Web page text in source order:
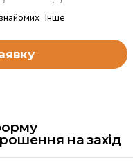
Інше
на захід